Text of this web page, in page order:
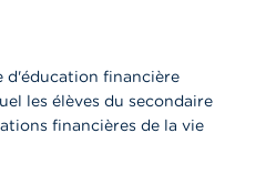
d'éducation financière
les élèves du secondaire
financières de la vie